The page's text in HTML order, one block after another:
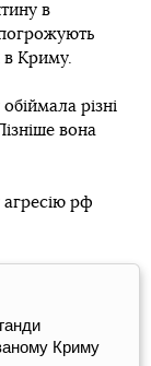
в
погрожують
в Криму.
різні
вона
агресію рф
Криму